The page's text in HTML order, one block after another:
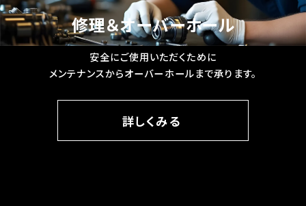
修理＆オーバーホール
安全にご使用いただくために
メンテナンスからオーバーホールまで承ります。
詳しくみる